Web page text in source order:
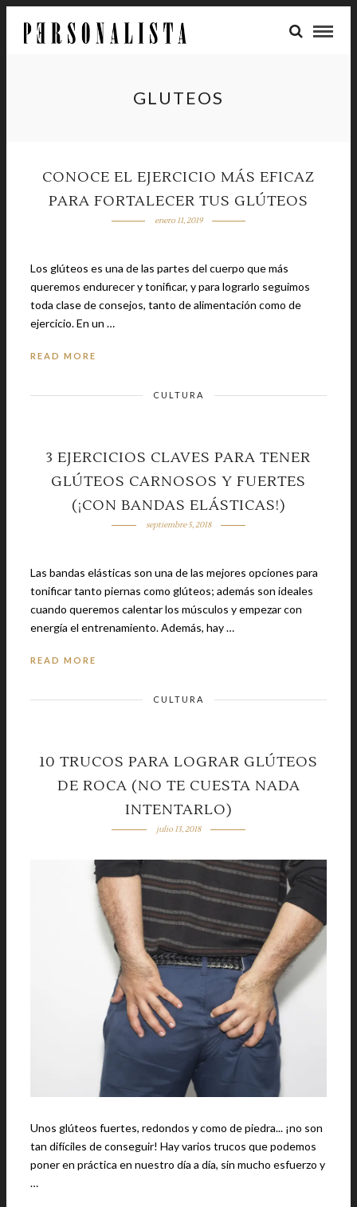
GLUTEOS
CONOCE EL EJERCICIO MÁS EFICAZ
PARA FORTALECER TUS GLÚTEOS
enero 11, 2019
Los glúteos es una de las partes del cuerpo que más
queremos endurecer y tonificar, y para lograrlo seguimos
toda clase de consejos, tanto de alimentación como de
ejercicio. En un …
READ MORE
CULTURA
3 EJERCICIOS CLAVES PARA TENER
GLÚTEOS CARNOSOS Y FUERTES
(¡CON BANDAS ELÁSTICAS!)
septiembre 5, 2018
Las bandas elásticas son una de las mejores opciones para
tonificar tanto piernas como glúteos; además son ideales
cuando queremos calentar los músculos y empezar con
energía el entrenamiento. Además, hay …
READ MORE
CULTURA
10 TRUCOS PARA LOGRAR GLÚTEOS
DE ROCA (NO TE CUESTA NADA
INTENTARLO)
julio 13, 2018
Unos glúteos fuertes, redondos y como de piedra... ¡no son
tan difíciles de conseguir! Hay varios trucos que podemos
poner en práctica en nuestro día a día, sin mucho esfuerzo y
…